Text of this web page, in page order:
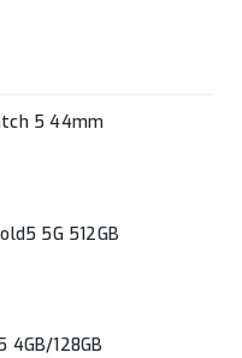
5 44mm
5G 512GB
4GB/128GB